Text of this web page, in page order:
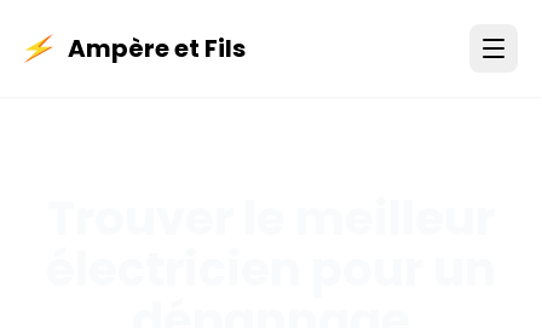
Ampère et Fils